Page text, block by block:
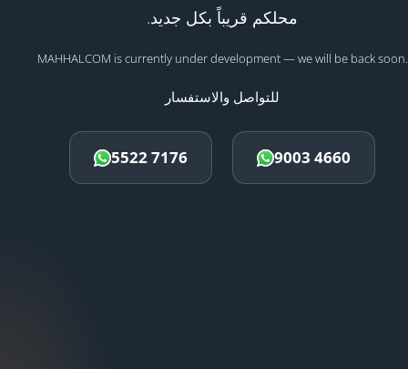
محلكم قريباً بكل جديد.
MAHHALCOM is currently under development — we will be back soon.
للتواصل والاستفسار
5522 7176 9003 4660